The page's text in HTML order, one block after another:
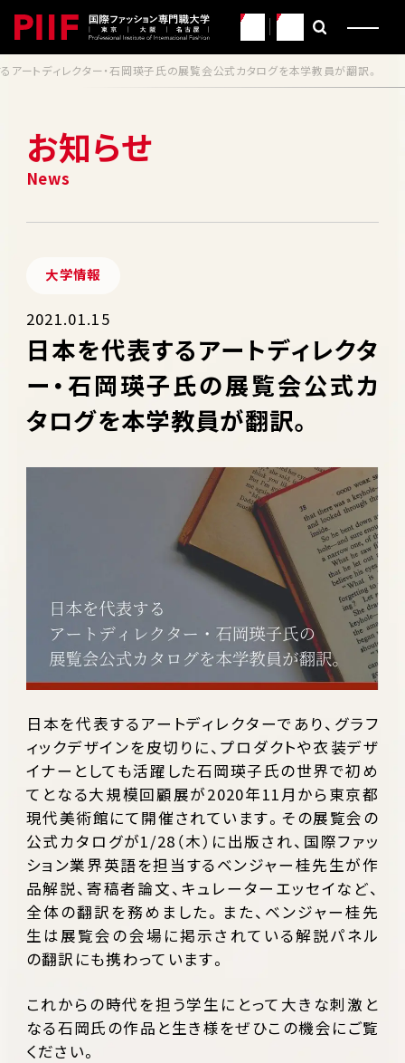
JP EN
お知らせ
アートディレクター・石岡瑛子氏の展覧会公式カタログを本学教員が翻訳。
大学情報
2021.01.15
日本を代表するアートディレクタ
ー・石岡瑛子氏の展覧会公式カ
タログを本学教員が翻訳。
日本を代表するアートディレクターであり、グラフ
ィックデザインを皮切りに、プロダクトや衣装デザ
イナーとしても活躍した石岡瑛子氏の世界で初め
てとなる大規模回顧展が2020年11月から東京都
現代美術館にて開催されています。その展覧会の
公式カタログが1/28（木）に出版され、国際ファッ
ション業界英語を担当するベンジャー桂先生が作
品解説、寄稿者論文、キュレーターエッセイなど、
全体の翻訳を務めました。また、ベンジャー桂先
生は展覧会の会場に掲示されている解説パネル
の翻訳にも携わっています。
これからの時代を担う学生にとって大きな刺激と
なる石岡氏の作品と生き様をぜひこの機会にご覧
ください。